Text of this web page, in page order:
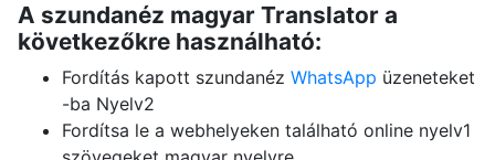
A szundanéz magyar Translator a
következőkre használható:
Fordítás kapott szundanéz WhatsApp üzeneteket
-ba Nyelv2
Fordítsa le a webhelyeken található online nyelv1